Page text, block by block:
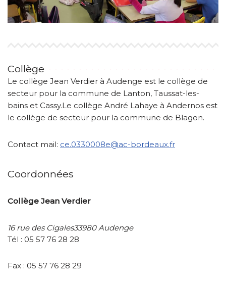
Collège
Le collège Jean Verdier à Audenge est le collège de
secteur pour la commune de Lanton, Taussat-les-
bains et Cassy.Le collège André Lahaye à Andernos est
le collège de secteur pour la commune de Blagon.
Contact mail: ce.0330008e@ac-bordeaux.fr
Coordonnées
Collège Jean Verdier
16 rue des Cigales33980 Audenge
Tél : 05 57 76 28 28
Fax : 05 57 76 28 29